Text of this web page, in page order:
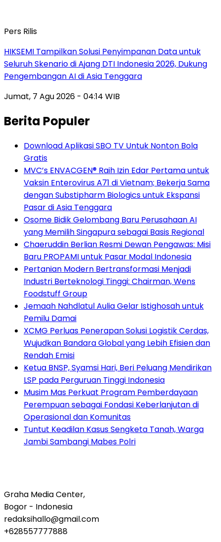
Pers Rilis
HIKSEMI Tampilkan Solusi Penyimpanan Data untuk
Seluruh Skenario di Ajang DTI Indonesia 2026, Dukung
Pengembangan AI di Asia Tenggara
Jumat, 7 Agu 2026 - 04:14 WIB
Berita Populer
Download Aplikasi SBO TV Untuk Nonton Bola
Gratis
MVC’s ENVACGEN® Raih Izin Edar Pertama untuk
Vaksin Enterovirus A71 di Vietnam; Bekerja Sama
dengan Substipharm Biologics untuk Ekspansi
Pasar di Asia Tenggara
Osome Bidik Gelombang Baru Perusahaan AI
yang Memilih Singapura sebagai Basis Regional
Chaeruddin Berlian Resmi Dewan Pengawas: Misi
Baru PROPAMI untuk Pasar Modal Indonesia
Pertanian Modern Bertransformasi Menjadi
Industri Berteknologi Tinggi: Chairman, Wens
Foodstuff Group
Jemaah Nahdlatul Aulia Gelar Istighosah untuk
Pemilu Damai
XCMG Perluas Penerapan Solusi Logistik Cerdas,
Wujudkan Bandara Global yang Lebih Efisien dan
Rendah Emisi
Ketua BNSP, Syamsi Hari, Beri Peluang Mendirikan
LSP pada Perguruan Tinggi Indonesia
Musim Mas Perkuat Program Pemberdayaan
Perempuan sebagai Fondasi Keberlanjutan di
Operasional dan Komunitas
Tuntut Keadilan Kasus Sengketa Tanah, Warga
Jambi Sambangi Mabes Polri
Graha Media Center,
Bogor - Indonesia
redaksihallo@gmail.com
+628557777888